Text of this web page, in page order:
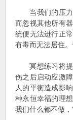
当我们的压力
而忽视其他所有
统便无法进行正
有毒而无法居住
冥想练习将提
伤之后启动应激
人的平衡造成影
种永恒幸福的理
我们什么都不做，